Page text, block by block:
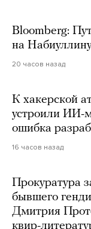
Bloomberg:
на
20 часов назад
К хакерской
устроили ИИ-
ошибка
16 часов назад
Прокуратура
бывшего
Дмитрия
квир-